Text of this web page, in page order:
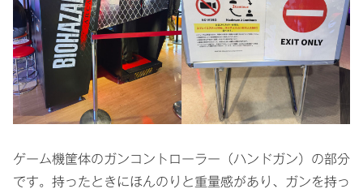
ゲーム機筐体のガンコントローラー（ハンドガン）の部分
です。持ったときにほんのりと重量感があり、ガンを持っ